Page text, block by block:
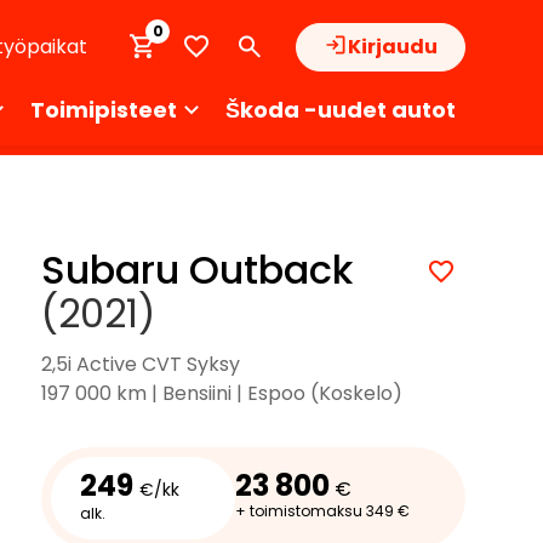
Kirjaudu
0
Toimipisteet Škoda -uudet autot
Subaru Outback
(2021)
2,5i Active CVT Syksy
197 000 km | Bensiini | Espoo (Koskelo)
249 €/kk
alk.
23 800 €
+ toimistomaksu 349 €